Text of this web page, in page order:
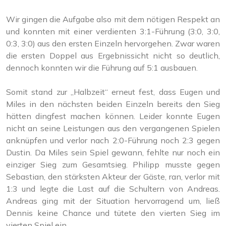
Wir gingen die Aufgabe also mit dem nötigen Respekt an
und konnten mit einer verdienten 3:1-Führung (3:0, 3:0,
0:3, 3:0) aus den ersten Einzeln hervorgehen. Zwar waren
die ersten Doppel aus Ergebnissicht nicht so deutlich,
dennoch konnten wir die Führung auf 5:1 ausbauen.
Somit stand zur „Halbzeit“ erneut fest, dass Eugen und
Miles in den nächsten beiden Einzeln bereits den Sieg
hätten dingfest machen können. Leider konnte Eugen
nicht an seine Leistungen aus den vergangenen Spielen
anknüpfen und verlor nach 2:0-Führung noch 2:3 gegen
Dustin. Da Miles sein Spiel gewann, fehlte nur noch ein
einziger Sieg zum Gesamtsieg. Philipp musste gegen
Sebastian, den stärksten Akteur der Gäste, ran, verlor mit
1:3 und legte die Last auf die Schultern von Andreas.
Andreas ging mit der Situation hervorragend um, ließ
Dennis keine Chance und tütete den vierten Sieg im